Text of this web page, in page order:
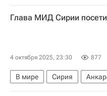
Вашингтон (штат)
Биньямин Нетаньяху
Глава МИД Сирии
4 октября 2025, 23:30 877
В мире Сирия
Турция
Хакан Фидан